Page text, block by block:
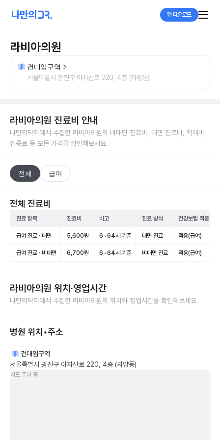
앱 다운로드
라비아의원
건대입구역
서울특별시 광진구 아차산로 220, 4층 (자양동)
라비아의원 진료비 안내
나만의닥터에서 수집한 라비아의원의 비대면 진료비, 대면 진료비, 약제비,
접종료 등 모든 가격을 확인해보세요.
전체 급여
전체 진료비
진료 항목 진료비 비고 진료 방식 건강보험 적용
급여 진료 · 대면 5,600원 6~64세 기준 대면 진료 적용(급여)
급여 진료 · 비대면 6,700원 6~64세 기준 비대면 진료 적용(급여)
라비아의원 위치·영업시간
나만의닥터에서 수집한 라비아의원의 위치와 영업시간을 확인해보세요.
병원 위치•주소
건대입구역
서울특별시 광진구 아차산로 220, 4층 (자양동)
지도 준비 중